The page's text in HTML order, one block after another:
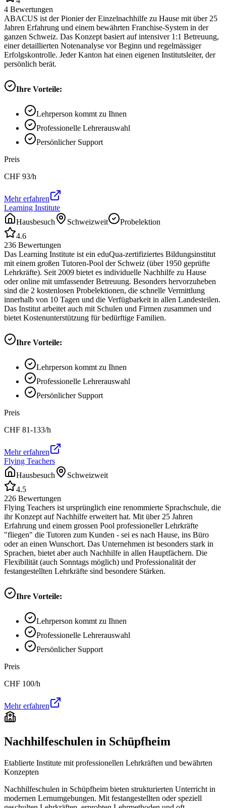
4 Bewertungen
ABACUS ist der Pionier der Einzelnachhilfe zu Hause mit über 25
Jahren Erfahrung und einem bewährten Franchise-System in der
ganzen Schweiz. Das Konzept basiert auf intensiver 1:1 Betreuung,
einer detaillierten Notenanalyse vor Beginn und regelmässiger
Erfolgskontrolle. Jeder Kanton hat einen eigenen Institutsleiter, der
persönlich berät.
Ihre Vorteile:
Lehrperson kommt zu Ihnen
Professionelle Lehrerauswahl
Persönlicher Support
Preis
CHF 93/h
Mehr erfahren
Learning Institute
Hausbesuch
Schweizweit
Probelektion
4.6
236 Bewertungen
Das Learning Institute ist ein eduQua-zertifiziertes Bildungsinstitut
mit einem großen Tutoren-Pool der Schweiz (über 1950 geprüfte
Lehrkräfte). Seit 2009 bietet es individuelle Nachhilfe zu Hause
oder online mit umfassender Betreuung. Besonders hervorzuheben
sind die 2 kostenlosen Probelektionen, die schnelle Vermittlung
innerhalb von 10 Tagen und die Verfügbarkeit in allen Landesteilen.
Das Institut arbeitet auch mit Schulen und Firmen zusammen und
bietet Kostenunterstützung für bedürftige Familien.
Ihre Vorteile:
Lehrperson kommt zu Ihnen
Professionelle Lehrerauswahl
Persönlicher Support
Preis
CHF 81-133/h
Mehr erfahren
Flying Teachers
Hausbesuch
Schweizweit
4.5
226 Bewertungen
Flying Teachers ist ursprünglich eine renommierte Sprachschule, die
ihr Konzept auf Nachhilfe erweitert hat. Mit über 25 Jahren
Erfahrung und einem grossen Pool professioneller Lehrkräfte
"fliegen" die Tutoren zum Kunden - sei es nach Hause, ins Büro
oder an einen Wunschort. Das Unternehmen ist besonders stark in
Sprachen, bietet aber auch Nachhilfe in allen Hauptfächern. Die
Flexibilität (auch Sonntags möglich) und Professionalität der
festangestellten Lehrkräfte sind besondere Stärken.
Ihre Vorteile:
Lehrperson kommt zu Ihnen
Professionelle Lehrerauswahl
Persönlicher Support
Preis
CHF 100/h
Mehr erfahren
Nachhilfeschulen in Schüpfheim
Etablierte Institute mit professionellen Lehrkräften und bewährten
Konzepten
Nachhilfeschulen in Schüpfheim bieten strukturierten Unterricht in
modernen Lernumgebungen. Mit festangestellten oder speziell